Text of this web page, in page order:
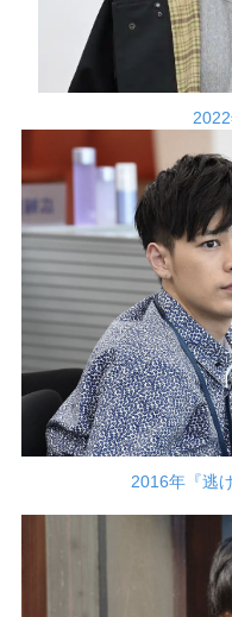
2016年『逃